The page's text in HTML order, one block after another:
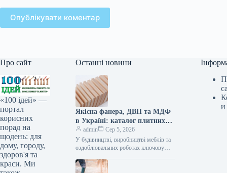
Опублікувати коментар
Про сайт
«100 ідей» —
портал
корисних
порад на
щодень: для
дому, городу,
здоров'я та
краси. Ми
Останні новини
Якісна фанера, ДВП та МДФ
в Україні: каталог плитних
матеріалів від «ВІН-ВУД»
admin
Сер 5, 2026
У будівництві, виробництві меблів та
оздоблювальних роботах ключову
сировини. Компанія «ВІН-ВУД» уже
и